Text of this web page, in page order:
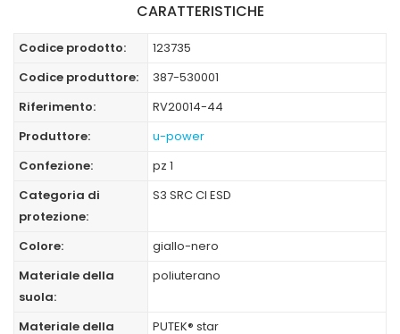
CARATTERISTICHE
Codice prodotto:
123735
Codice produttore:
387-530001
Riferimento:
RV20014-44
Produttore:
u-power
Confezione:
pz 1
Categoria di
protezione:
S3 SRC CI ESD
Colore:
giallo-nero
Materiale della
suola:
poliuterano
Materiale della PUTEK® star